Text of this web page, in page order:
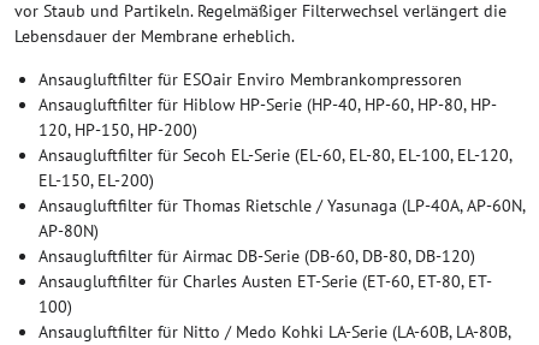
vor Staub und Partikeln. Regelmäßiger Filterwechsel verlängert die
Lebensdauer der Membrane erheblich.
Ansaugluftfilter für ESOair Enviro Membrankompressoren
Ansaugluftfilter für Hiblow HP-Serie (HP-40, HP-60, HP-80, HP-
120, HP-150, HP-200)
Ansaugluftfilter für Secoh EL-Serie (EL-60, EL-80, EL-100, EL-120,
EL-150, EL-200)
Ansaugluftfilter für Thomas Rietschle / Yasunaga (LP-40A, AP-60N,
AP-80N)
Ansaugluftfilter für Airmac DB-Serie (DB-60, DB-80, DB-120)
Ansaugluftfilter für Charles Austen ET-Serie (ET-60, ET-80, ET-
100)
Ansaugluftfilter für Nitto / Medo Kohki LA-Serie (LA-60B, LA-80B,